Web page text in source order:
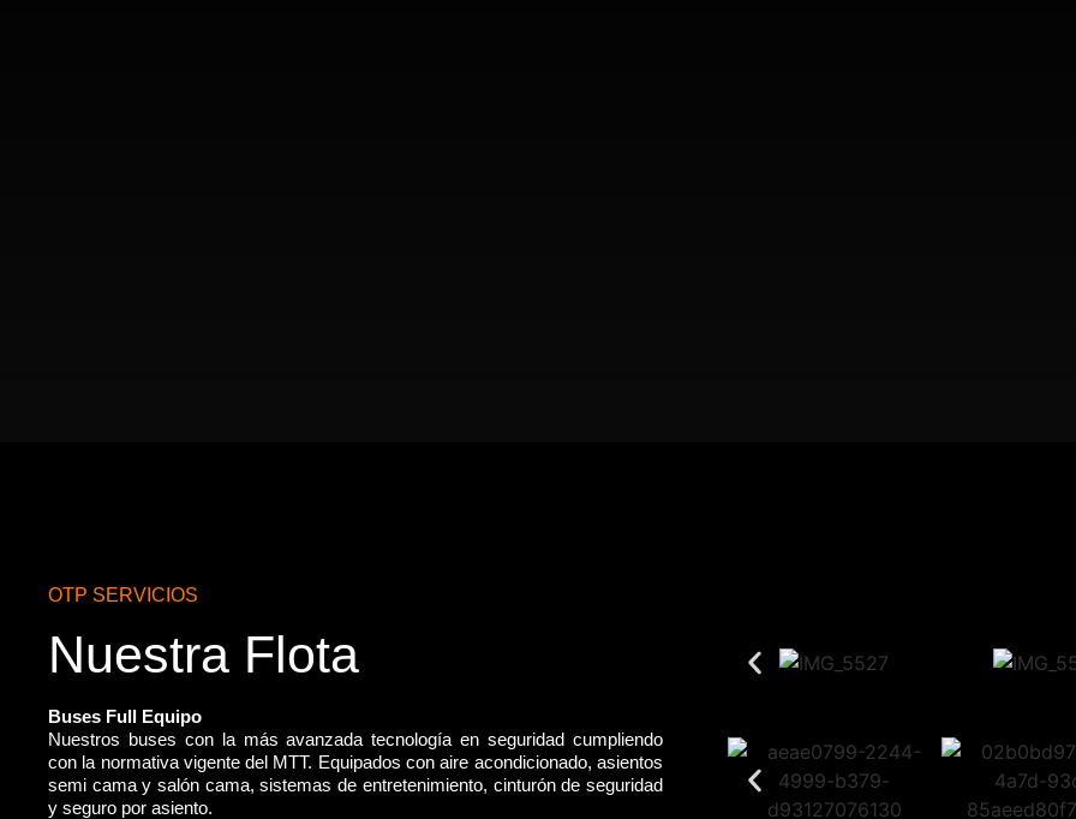
OTP SERVICIOS
Nuestra Flota
Buses Full Equipo
Nuestros buses con la más avanzada tecnología en seguridad cumpliendo
con la normativa vigente del MTT. Equipados con aire acondicionado, asientos
semi cama y salón cama, sistemas de entretenimiento, cinturón de seguridad
y seguro por asiento.